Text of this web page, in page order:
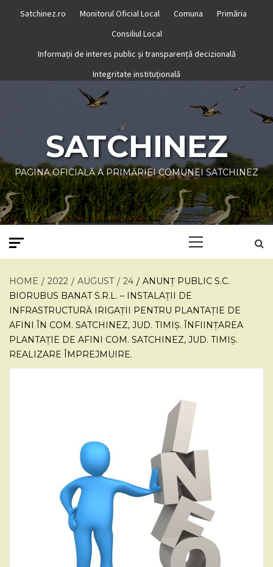
Satchinez.ro Monitorul Oficial Local Comuna
Primăria
Consiliul Local
Informații de interes public și transparență decizională
Integritate instituțională
SATCHINEZ
PAGINA OFICIALĂ A PRIMĂRIEI COMUNEI SATCHINEZ
HOME 2022 AUGUST 24
ANUNȚ PUBLIC S.C.
BIORUBUS BANAT S.R.L. – INSTALAȚII DE
INFRASTRUCTURĂ IRIGAȚII PENTRU PLANTAȚIE DE
AFINI ÎN COM. SATCHINEZ, JUD. TIMIȘ. ÎNFIINȚAREA
PLANTAȚIE DE AFINI COM. SATCHINEZ, JUD. TIMIȘ.
REALIZARE ÎMPREJMUIRE.